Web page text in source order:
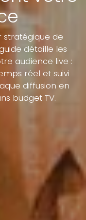
stratégique de
détaille les
audience live :
réel et suivi
diffusion en
budget TV.